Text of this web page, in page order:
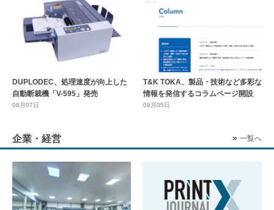
DUPLODEC、処理速度が向上した
自動断裁機「V-595」発売
08月07日
T&K TOKA、製品・技術など多彩な
情報を発信するコラムページ開設
08月05日
企業・経営 一覧へ